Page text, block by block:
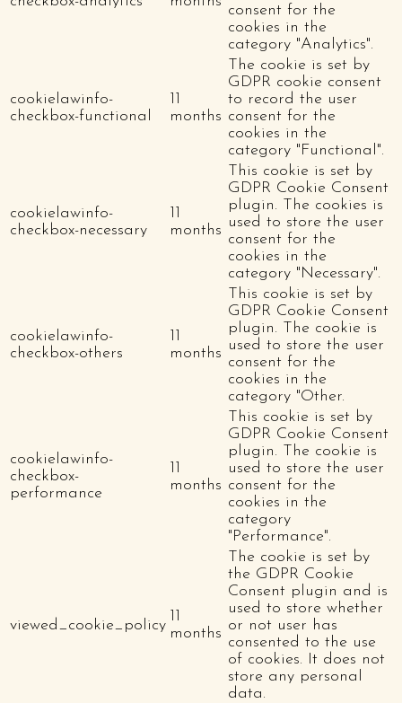
consent for the
cookies in the
category "Analytics".
cookielawinfo-
checkbox-functional
11
months
The cookie is set by
GDPR cookie consent
to record the user
consent for the
cookies in the
category "Functional".
cookielawinfo-
checkbox-necessary
11
months
This cookie is set by
GDPR Cookie Consent
plugin. The cookies is
used to store the user
consent for the
cookies in the
category "Necessary".
cookielawinfo-
checkbox-others
11
months
This cookie is set by
GDPR Cookie Consent
plugin. The cookie is
used to store the user
consent for the
cookies in the
category "Other.
cookielawinfo-
checkbox-
performance
11
months
This cookie is set by
GDPR Cookie Consent
plugin. The cookie is
used to store the user
consent for the
cookies in the
category
"Performance".
viewed_cookie_policy
11
months
The cookie is set by
the GDPR Cookie
Consent plugin and is
used to store whether
or not user has
consented to the use
of cookies. It does not
store any personal
data.